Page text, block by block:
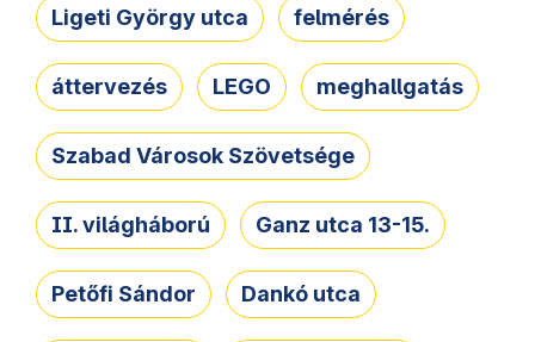
Ligeti György utca felmérés
áttervezés LEGO meghallgatás
Szabad Városok Szövetsége
II. világháború Ganz utca 13-15.
Petőfi Sándor Dankó utca